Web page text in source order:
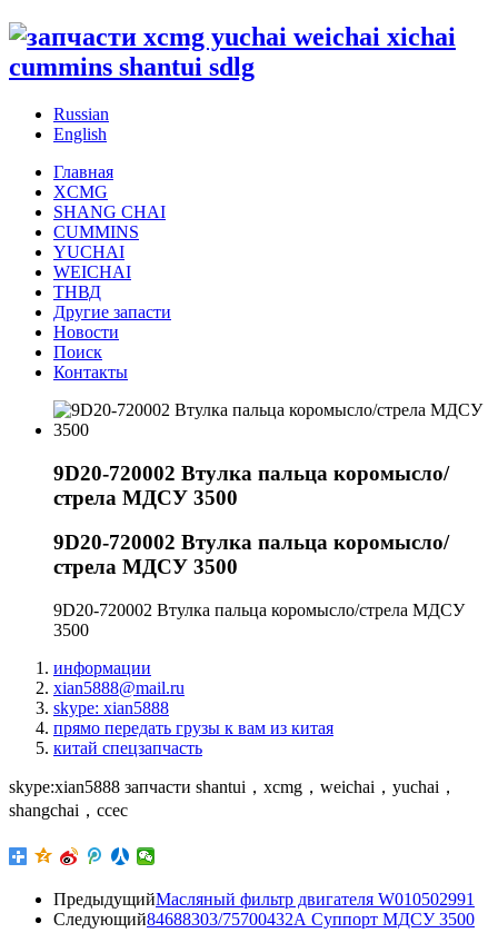
Russian
English
Главная
XCMG
SHANG CHAI
CUMMINS
YUCHAI
WEICHAI
ТНВД
Другие запасти
Новости
Поиск
Контакты
9D20-720002 Втулка пальца коромысло/
стрела МДСУ 3500
9D20-720002 Втулка пальца коромысло/
стрела МДСУ 3500
9D20-720002 Втулка пальца коромысло/стрела МДСУ
3500
информации
xian5888@mail.ru
skype: xian5888
прямо передать грузы к вам из китая
китай спецзапчасть
skype:xian5888 запчасти shantui，xcmg，weichai，yuchai，
shangchai，ccec
ПредыдущийМасляный фильтр двигателя W010502991
Следующий84688303/75700432А Суппорт МДСУ 3500